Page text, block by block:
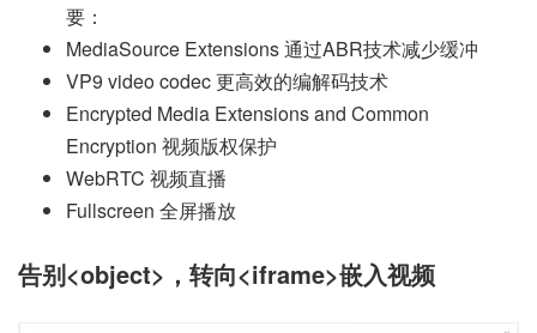
要：
MediaSource Extensions 通过ABR技术减少缓冲
VP9 video codec 更高效的编解码技术
Encrypted Media Extensions and Common
Encryption 视频版权保护
WebRTC 视频直播
Fullscreen 全屏播放
告别<object>，转向<iframe>嵌入视频